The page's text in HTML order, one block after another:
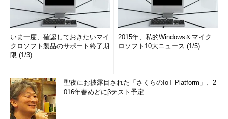
いま一度、確認しておきたいマイ
クロソフト製品のサポート終了期
限 (1/3)
2015年、私的Windows＆マイク
ロソフト10大ニュース (1/5)
聖夜にお披露目された「さくらのIoT Platform」、2
016年春めどにβテスト予定